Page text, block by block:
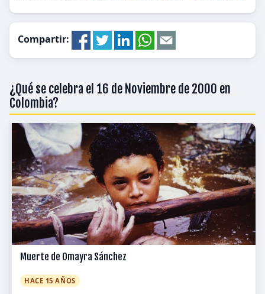
Compartir:
¿Qué se celebra el 16 de Noviembre de 2000 en
Colombia?
Muerte de Omayra Sánchez
HACE 15 AÑOS